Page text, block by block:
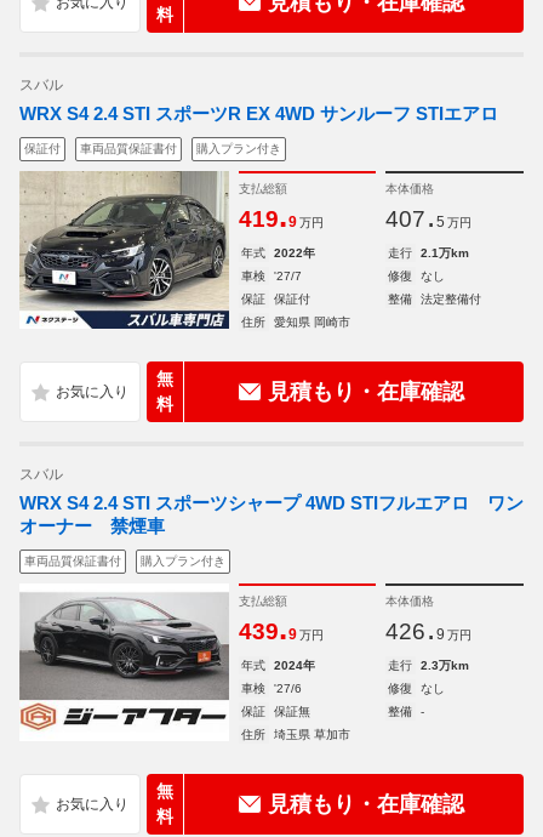
料
スバル
WRX S4 2.4 STI スポーツR EX 4WD サンルーフ STIエアロ
保証付 車両品質保証書付 購入プラン付き
支払総額
419.9 万円
本体価格
407. 5 万円
年式 2022年 走行
2.1万km
車検
'27/7 修復
なし
保証
保証付 整備
法定整備付
住所
愛知県 岡崎市
無
料
見積もり・在庫確認
スバル
WRX S4 2.4 STI スポーツシャープ 4WD STIフルエアロ ワン
オーナー 禁煙車
車両品質保証書付 購入プラン付き
支払総額
439.9 万円
本体価格
426. 9 万円
年式 2024年 走行
2.3万km
車検
'27/6 修復
なし
保証
保証無 整備
-
住所
埼玉県 草加市
無
料
見積もり・在庫確認